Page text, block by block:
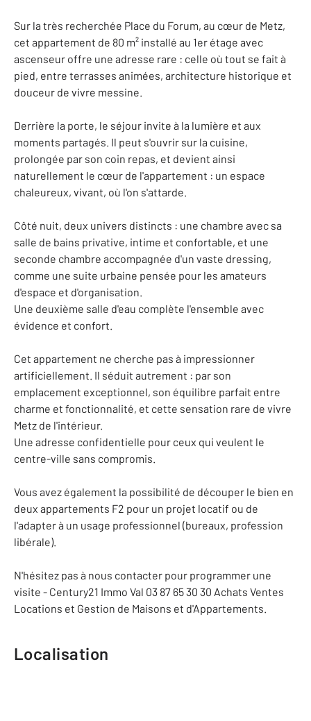
Sur la très recherchée Place du Forum, au cœur de Metz,
cet appartement de 80 m² installé au 1er étage avec
ascenseur offre une adresse rare : celle où tout se fait à
pied, entre terrasses animées, architecture historique et
douceur de vivre messine.
Derrière la porte, le séjour invite à la lumière et aux
moments partagés. Il peut s'ouvrir sur la cuisine,
prolongée par son coin repas, et devient ainsi
naturellement le cœur de l'appartement : un espace
chaleureux, vivant, où l'on s'attarde.
Côté nuit, deux univers distincts : une chambre avec sa
salle de bains privative, intime et confortable, et une
seconde chambre accompagnée d'un vaste dressing,
comme une suite urbaine pensée pour les amateurs
d'espace et d'organisation.
Une deuxième salle d'eau complète l'ensemble avec
évidence et confort.
Cet appartement ne cherche pas à impressionner
artificiellement. Il séduit autrement : par son
emplacement exceptionnel, son équilibre parfait entre
charme et fonctionnalité, et cette sensation rare de vivre
Metz de l'intérieur.
Une adresse confidentielle pour ceux qui veulent le
centre-ville sans compromis.
Vous avez également la possibilité de découper le bien en
deux appartements F2 pour un projet locatif ou de
l'adapter à un usage professionnel (bureaux, profession
libérale).
N'hésitez pas à nous contacter pour programmer une
visite - Century21 Immo Val 03 87 65 30 30 Achats Ventes
Locations et Gestion de Maisons et d'Appartements.
Localisation